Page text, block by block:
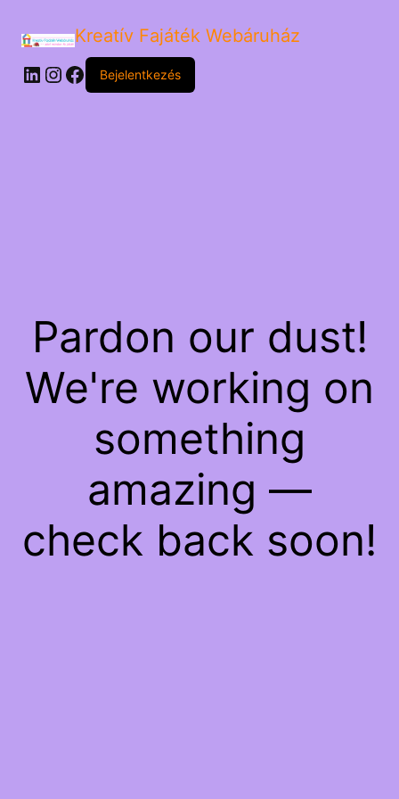
Kreatív Fajáték Webáruház
LinkedIn
Instagram
Facebook
Bejelentkezés
Pardon our dust!
We're working on
something
amazing —
check back soon!